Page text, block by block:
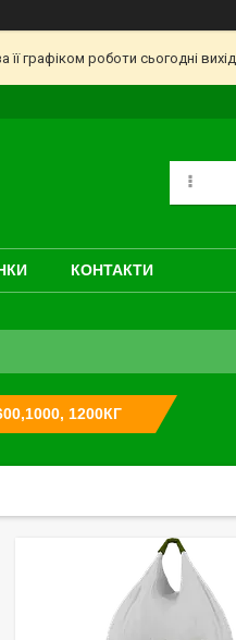
графіком роботи сьогодні
КОНТАКТИ
1200КГ